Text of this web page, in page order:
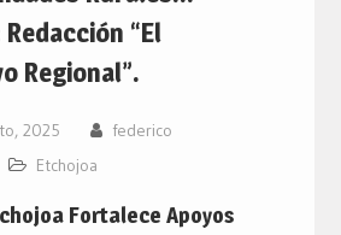
Redacción “El
Regional”.
2025
federico
Etchojoa
Fortalece Apoyos